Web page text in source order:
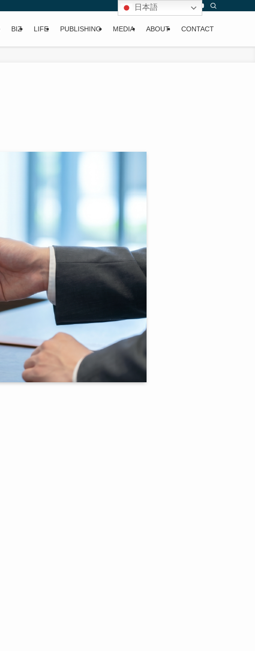
BIZ LIFE PUBLISHING MEDIA ABOUT CONTACT
日本語